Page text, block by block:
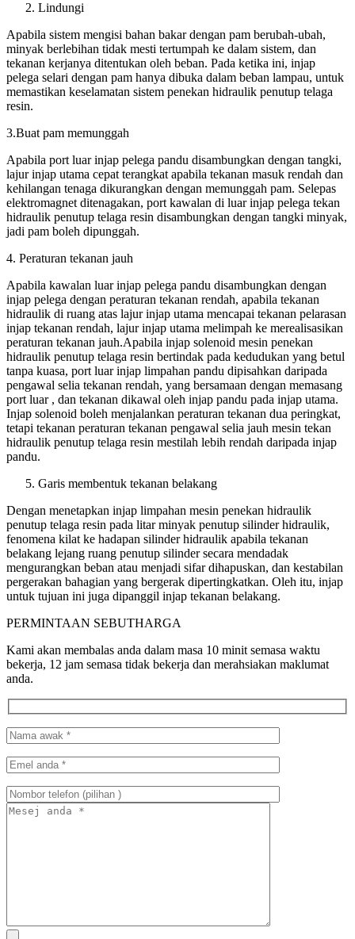
Lindungi
Apabila sistem mengisi bahan bakar dengan pam berubah-ubah,
minyak berlebihan tidak mesti tertumpah ke dalam sistem, dan
tekanan kerjanya ditentukan oleh beban. Pada ketika ini, injap
pelega selari dengan pam hanya dibuka dalam beban lampau, untuk
memastikan keselamatan sistem penekan hidraulik penutup telaga
resin.
3.Buat pam memunggah
Apabila port luar injap pelega pandu disambungkan dengan tangki,
lajur injap utama cepat terangkat apabila tekanan masuk rendah dan
kehilangan tenaga dikurangkan dengan memunggah pam. Selepas
elektromagnet ditenagakan, port kawalan di luar injap pelega tekan
hidraulik penutup telaga resin disambungkan dengan tangki minyak,
jadi pam boleh dipunggah.
4. Peraturan tekanan jauh
Apabila kawalan luar injap pelega pandu disambungkan dengan
injap pelega dengan peraturan tekanan rendah, apabila tekanan
hidraulik di ruang atas lajur injap utama mencapai tekanan pelarasan
injap tekanan rendah, lajur injap utama melimpah ke merealisasikan
peraturan tekanan jauh.Apabila injap solenoid mesin penekan
hidraulik penutup telaga resin bertindak pada kedudukan yang betul
tanpa kuasa, port luar injap limpahan pandu dipisahkan daripada
pengawal selia tekanan rendah, yang bersamaan dengan memasang
port luar , dan tekanan dikawal oleh injap pandu pada injap utama.
Injap solenoid boleh menjalankan peraturan tekanan dua peringkat,
tetapi tekanan peraturan tekanan pengawal selia jauh mesin tekan
hidraulik penutup telaga resin mestilah lebih rendah daripada injap
pandu.
Garis membentuk tekanan belakang
Dengan menetapkan injap limpahan mesin penekan hidraulik
penutup telaga resin pada litar minyak penutup silinder hidraulik,
fenomena kilat ke hadapan silinder hidraulik apabila tekanan
belakang lejang ruang penutup silinder secara mendadak
mengurangkan beban atau menjadi sifar dihapuskan, dan kestabilan
pergerakan bahagian yang bergerak dipertingkatkan. Oleh itu, injap
untuk tujuan ini juga dipanggil injap tekanan belakang.
PERMINTAAN SEBUTHARGA
Kami akan membalas anda dalam masa 10 minit semasa waktu
bekerja, 12 jam semasa tidak bekerja dan merahsiakan maklumat
anda.